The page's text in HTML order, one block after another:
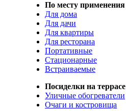
По месту применения
Для дома
Для дачи
Для квартиры
Для ресторана
Портативные
Стационарные
Встраиваемые
Посиделки на террасе
Уличные обогреватели
Очаги и костровища